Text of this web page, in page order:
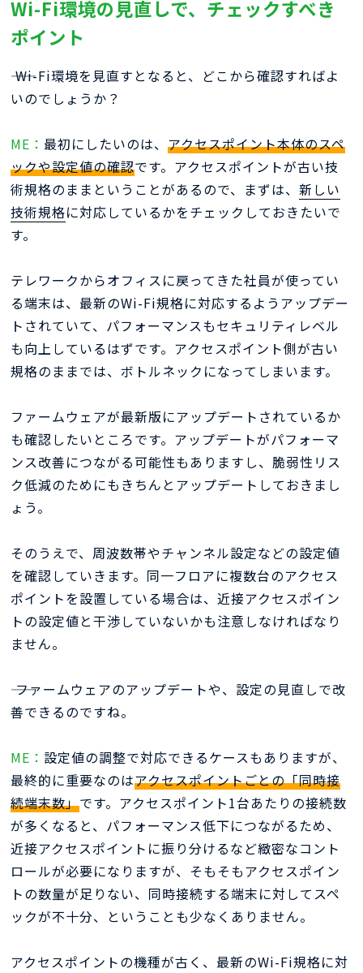
Wi-Fi環境の見直しで、チェックすべき
ポイント
―― Wi-Fi環境を見直すとなると、どこから確認すればよ
いのでしょうか？
ME：最初にしたいのは、アクセスポイント本体のスペ
ックや設定値の確認です。アクセスポイントが古い技
術規格のままということがあるので、まずは、新しい
技術規格に対応しているかをチェックしておきたいで
す。
テレワークからオフィスに戻ってきた社員が使ってい
る端末は、最新のWi-Fi規格に対応するようアップデー
トされていて、パフォーマンスもセキュリティレベル
も向上しているはずです。アクセスポイント側が古い
規格のままでは、ボトルネックになってしまいます。
ファームウェアが最新版にアップデートされているか
も確認したいところです。アップデートがパフォーマ
ンス改善につながる可能性もありますし、脆弱性リス
ク低減のためにもきちんとアップデートしておきまし
ょう。
そのうえで、周波数帯やチャンネル設定などの設定値
を確認していきます。同一フロアに複数台のアクセス
ポイントを設置している場合は、近接アクセスポイン
トの設定値と干渉していないかも注意しなければなり
ません。
―― ファームウェアのアップデートや、設定の見直しで改
善できるのですね。
ME： 設定値の調整で対応できるケースもありますが、
最終的に重要なのはアクセスポイントごとの「同時接
続端末数」です。アクセスポイント1台あたりの接続数
が多くなると、パフォーマンス低下につながるため、
近接アクセスポイントに振り分けるなど緻密なコント
ロールが必要になりますが、そもそもアクセスポイン
トの数量が足りない、同時接続する端末に対してスペ
ックが不十分、ということも少なくありません。
アクセスポイントの機種が古く、最新のWi-Fi規格に対